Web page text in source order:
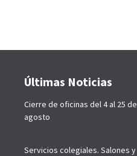
Últimas Noticias
Cierre de oficinas del 4 al 25 de
agosto
Servicios colegiales. Salones y